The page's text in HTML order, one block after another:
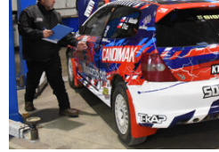
atribuido a Irán. Con información de
accidente y determinar eventuales
control de detención quedó fijado para